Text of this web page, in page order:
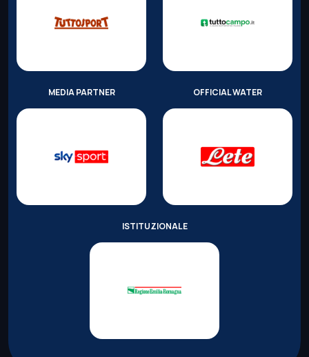
MEDIA PARTNER OFFICIAL WATER
ISTITUZIONALE